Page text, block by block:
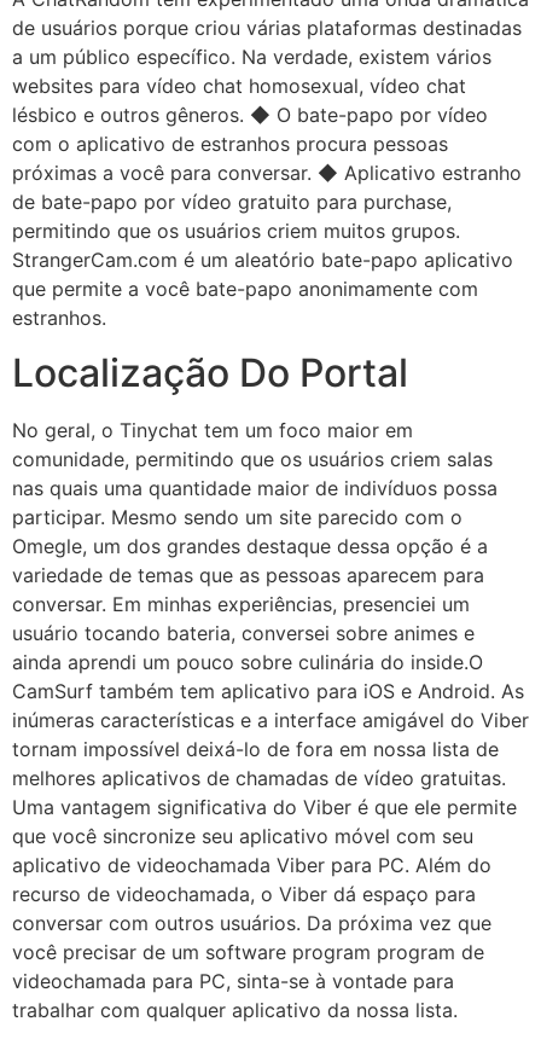
de usuários porque criou várias plataformas destinadas
a um público específico. Na verdade, existem vários
websites para vídeo chat homosexual, vídeo chat
lésbico e outros gêneros. ◆ O bate-papo por vídeo
com o aplicativo de estranhos procura pessoas
próximas a você para conversar. ◆ Aplicativo estranho
de bate-papo por vídeo gratuito para purchase,
permitindo que os usuários criem muitos grupos.
StrangerCam.com é um aleatório bate-papo aplicativo
que permite a você bate-papo anonimamente com
estranhos.
Localização Do Portal
No geral, o Tinychat tem um foco maior em
comunidade, permitindo que os usuários criem salas
nas quais uma quantidade maior de indivíduos possa
participar. Mesmo sendo um site parecido com o
Omegle, um dos grandes destaque dessa opção é a
variedade de temas que as pessoas aparecem para
conversar. Em minhas experiências, presenciei um
usuário tocando bateria, conversei sobre animes e
ainda aprendi um pouco sobre culinária do inside.O
CamSurf também tem aplicativo para iOS e Android. As
inúmeras características e a interface amigável do Viber
tornam impossível deixá-lo de fora em nossa lista de
melhores aplicativos de chamadas de vídeo gratuitas.
Uma vantagem significativa do Viber é que ele permite
que você sincronize seu aplicativo móvel com seu
aplicativo de videochamada Viber para PC. Além do
recurso de videochamada, o Viber dá espaço para
conversar com outros usuários. Da próxima vez que
você precisar de um software program program de
videochamada para PC, sinta-se à vontade para
trabalhar com qualquer aplicativo da nossa lista.